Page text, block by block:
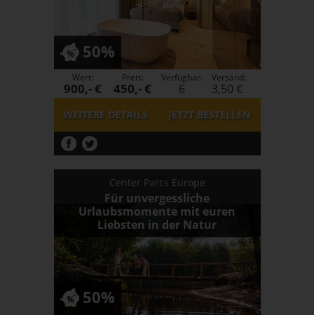
50%
WEITERE DETAILS JETZTBESTELLEN
Wert:
900,- €
Preis:
450,- €
Verfügbar:
6
Versand:
3,50 €
Center Parcs Europe
Für unvergessliche
Urlaubsmomente mit euren
Liebsten in der Natur
50%